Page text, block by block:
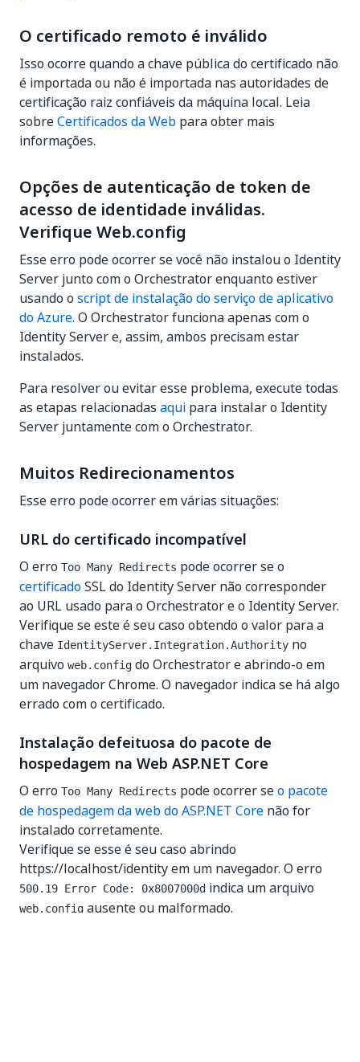
O certificado remoto é inválido
Isso ocorre quando a chave pública do certificado não
é importada ou não é importada nas autoridades de
certificação raiz confiáveis da máquina local. Leia
sobreCertificados da Web para obter mais
informações.
Opções de autenticação de token de
acesso de identidade inválidas.
Verifique Web.config
Esse erro pode ocorrer se você não instalou o Identity
Server junto com o Orchestrator enquanto estiver
usando o script de instalação do serviço de aplicativo
do Azure. O Orchestrator funciona apenas com o
Identity Server e, assim, ambos precisam estar
instalados.
Para resolver ou evitar esse problema, execute todas
as etapas relacionadas aqui para instalar o Identity
Server juntamente com o Orchestrator.
Muitos Redirecionamentos
Esse erro pode ocorrer em várias situações:
URL do certificado incompatível
O erro Too Many Redirects pode ocorrer se o
certificadoSSL do Identity Server não corresponder
ao URL usado para o Orchestrator e o Identity Server.
Verifique se este é seu caso obtendo o valor para a
chave IdentityServer.Integration.Authority no
arquivo web.config do Orchestrator e abrindo-o em
um navegador Chrome. O navegador indica se há algo
errado com o certificado.
Instalação defeituosa do pacote de
hospedagem na Web ASP.NET Core
O erro Too Many Redirects pode ocorrer seo pacote
de hospedagem da web do ASP.NET Core não for
instalado corretamente.
Verifique se esse é seu caso abrindo
https://localhost/identity em um navegador. O erro
500.19 Error Code: 0x8007000d indica um arquivo
web.config ausente ou malformado.